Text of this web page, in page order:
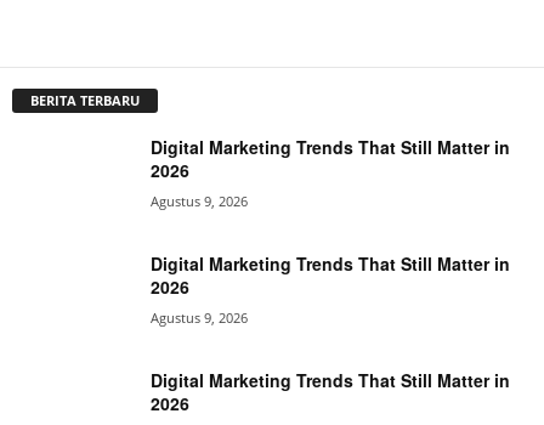
BERITA TERBARU
Digital Marketing Trends That Still Matter in
2026
Agustus 9, 2026
Digital Marketing Trends That Still Matter in
2026
Agustus 9, 2026
Digital Marketing Trends That Still Matter in
2026